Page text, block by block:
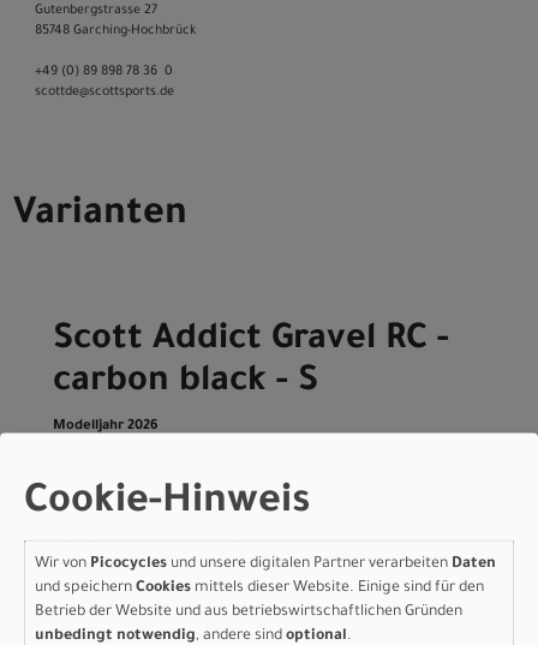
Gutenbergstrasse 27
85748 Garching-­Hochbrück
+49 (0) 89 898 78 36 ­ 0
scott­de@scott­sports.de
Varianten
Scott Addict Gravel RC -
carbon black - S
Modelljahr 2026
Art.Nr. 4253633020006
Größe: S
Farbe: carbon black
pro Stück (inkl. MwSt. zzgl.Versandkosten für
Grossartikel)
8.999,00 EUR
Cookie-Hinweis
Wir von Picocycles und unsere digitalen Partner verarbeiten Daten
und speichern Cookies mittels dieser Website. Einige sind für den
Betrieb der Website und aus betriebswirtschaftlichen Gründen
unbedingt notwendig, andere sind optional.